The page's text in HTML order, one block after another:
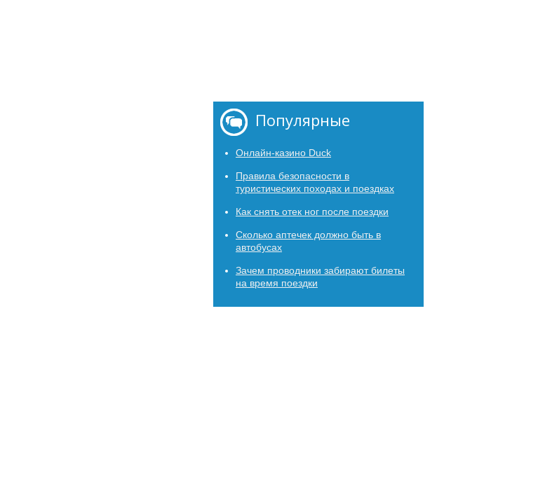
Популярные
Онлайн-казино Duck
Правила безопасности в
туристических походах и поездках
Как снять отек ног после поездки
Сколько аптечек должно быть в
автобусах
Зачем проводники забирают билеты
на время поездки